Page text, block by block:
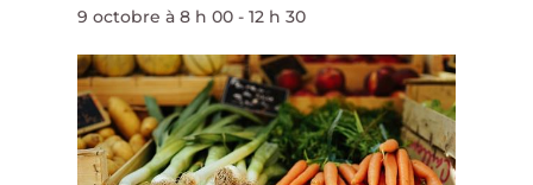
9 octobre à 8 h 00- 12 h 30